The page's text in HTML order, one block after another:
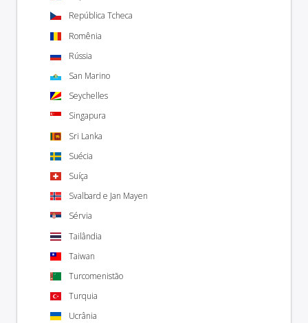
República Tcheca
Romênia
Rússia
San Marino
Seychelles
Singapura
Sri Lanka
Suécia
Suíça
Svalbard e Jan Mayen
Sérvia
Tailândia
Taiwan
Turcomenistão
Turquia
Ucrânia